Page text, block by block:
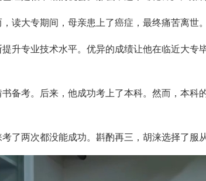
读大专期间，母亲患上了癌症，最终痛苦离世
升专业技术水平。优异的成绩让他在临近大专
备考。后来，他成功考上了本科。然而，本科
了两次都没能成功。斟酌再三，胡涞选择了服